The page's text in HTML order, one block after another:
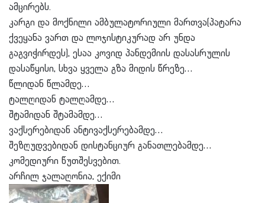
ამცირებს.
კარგი და მოქნილი ამბულატორიული მართვა(პატარა
ქვეყანა ვართ და ლოჯისტიკურად არ უნდა
გაგვიჭირდეს), ესაა კოვიდ პანდემიის დასასრულის
დასაწყისი, სხვა ყველა გზა მიდის წრეზე…
წლიდან წლამდე…
ტალღიდან ტალღამდე…
შტამიდან შტამამდე…
ვაქსერებიდან ანტივაქსერებამდე…
შეზღუდვებიდან დისტანციურ განათლებამდე…
კომედიური წუთშესვებით.
არჩილ ჯალაღონია, ექიმი